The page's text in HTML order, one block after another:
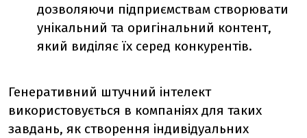
дозволяючи підприємствам створювати
унікальний та оригінальний контент,
який виділяє їх серед конкурентів.
Генеративний штучний інтелект
використовується в компаніях для таких
завдань, як створення індивідуальних